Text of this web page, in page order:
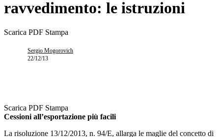
ravvedimento: le istruzioni
Scarica PDF Stampa
Sergio Mogorovich
22/12/13
Scarica PDF Stampa
Cessioni all’esportazione più facili
La risoluzione 13/12/2013, n. 94/E, allarga le maglie del concetto di